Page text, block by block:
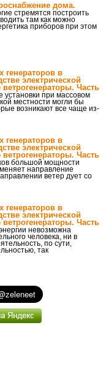
дома.
стремятся построить
там как можно
приборов при этом
генераторов в
электрической
Часть
установки при массовом
местности могли бы
возникают все чаще из-
генераторов в
электрической
Часть
большой мощности
направление
ветер дует со
генераторов в
электрической
Часть
невозможна
человека, ни в
по сути,
так